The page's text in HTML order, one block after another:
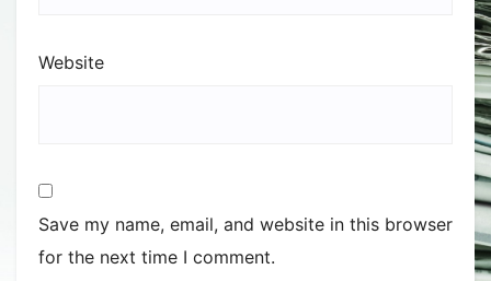
Website
Save my name, email, and website in this browser
for the next time I comment.